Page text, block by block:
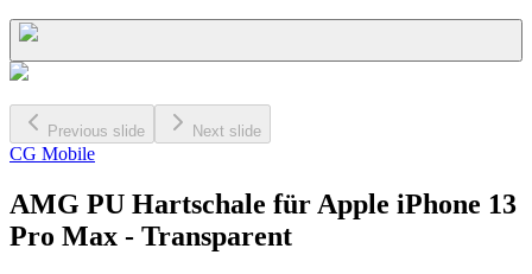
Previous slide Next slide
CG Mobile
AMG PU Hartschale für Apple iPhone 13
Pro Max - Transparent